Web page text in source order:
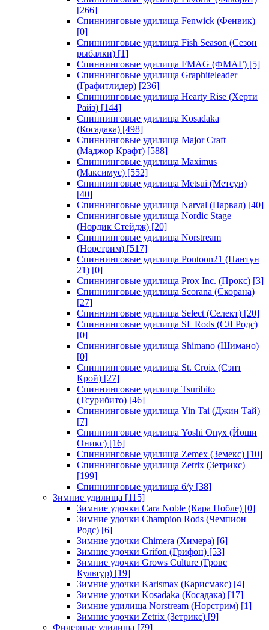
[266]
Спиннинговые удилища Fenwick (Фенвик)
[0]
Спиннинговые удилища Fish Season (Сезон
рыбалки) [1]
Спиннинговые удилища FMAG (ФМАГ) [5]
Спиннинговые удилища Graphiteleader
(Графитлидер) [236]
Спиннинговые удилища Hearty Rise (Херти
Райз) [144]
Спиннинговые удилища Kosadaka
(Косадака) [498]
Спиннинговые удилища Major Craft
(Маджор Крафт) [588]
Спиннинговые удилища Maximus
(Максимус) [552]
Спиннинговые удилища Metsui (Метсуи)
[40]
Спиннинговые удилища Narval (Нарвал) [40]
Спиннинговые удилища Nordic Stage
(Нордик Стейдж) [20]
Спиннинговые удилища Norstream
(Норстрим) [517]
Спиннинговые удилища Pontoon21 (Пантун
21) [0]
Спиннинговые удилища Prox Inc. (Прокс) [3]
Спиннинговые удилища Scorana (Скорана)
[27]
Спиннинговые удилища Select (Селект) [20]
Спиннинговые удилища SL Rods (СЛ Родс)
[0]
Спиннинговые удилища Shimano (Шимано)
[0]
Спиннинговые удилища St. Croix (Сэнт
Крой) [27]
Спиннинговые удилища Tsuribito
(Тсурибито) [46]
Спиннинговые удилища Yin Tai (Джин Тай)
[7]
Спиннинговые удилища Yoshi Onyx (Йоши
Оникс) [16]
Спиннинговые удилища Zemex (Земекс) [10]
Спиннинговые удилища Zetrix (Зетрикс)
[199]
Спиннинговые удилища б/у [38]
Зимние удилища [115]
Зимние удочки Cara Noble (Кара Нобле) [0]
Зимние удочки Champion Rods (Чемпион
Родс) [6]
Зимние удочки Chimera (Химера) [6]
Зимние удочки Grifon (Грифон) [53]
Зимние удочки Grows Culture (Гровс
Культур) [19]
Зимние удочки Karismax (Карисмакс) [4]
Зимние удочки Kosadaka (Косадака) [17]
Зимние удилища Norstream (Норстрим) [1]
Зимние удочки Zetrix (Зетрикс) [9]
Фидерные удилища [79]